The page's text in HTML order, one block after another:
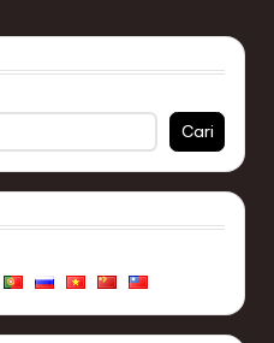
Cari